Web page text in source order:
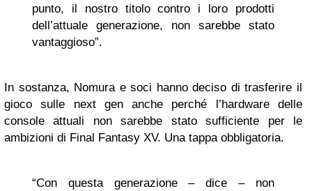
punto, il nostro titolo contro i loro prodotti
dell’attuale generazione, non sarebbe stato
vantaggioso”.
In sostanza, Nomura e soci hanno deciso di trasferire il
gioco sulle next gen anche perché l’hardware delle
console attuali non sarebbe stato sufficiente per le
ambizioni di Final Fantasy XV. Una tappa obbligatoria.
“Con questa generazione – dice – non